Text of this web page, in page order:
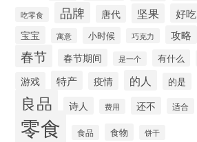
吃零食 品牌 唐代 坚果 好吃
宝宝 寓意 小时候 巧克力 攻略
春节 春节期间 是一个 有什么
游戏 特产 疫情 的人 的是
良品 诗人 费用 还不 适合
零食 食品 食物 饼干